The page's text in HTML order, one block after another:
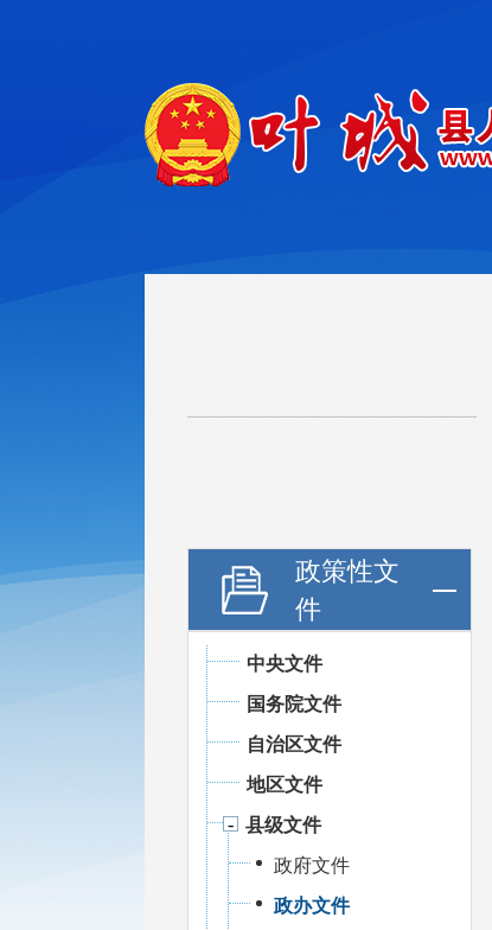
政策性文
件
中央文件
国务院文件
自治区文件
地区文件
县级文件
政府文件
政办文件